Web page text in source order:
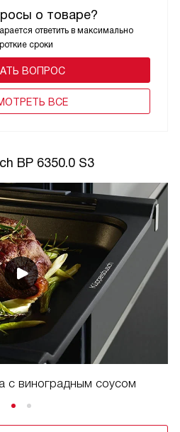
о товаре?
ответить в максимально
сроки
ВОПРОС
ВСЕ
BP 6350.0 S3
с виноградным соусом